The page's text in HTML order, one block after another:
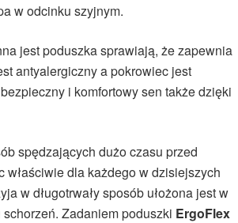
w odcinku szyjnym.
jest poduszka sprawiają, że zapewnia
antyalergiczny a pokrowiec jest
i komfortowy sen także dzięki
spędzających dużo czasu przed
właściwie dla każdego w dzisiejszych
w długotrwały sposób ułożona jest w
Zadaniem poduszki ErgoFlex